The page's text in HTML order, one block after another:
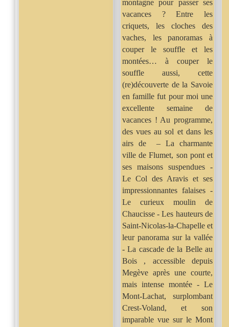
montagne pour passer ses
vacances ? Entre les
criquets, les cloches des
vaches, les panoramas à
couper le souffle et les
montées… à couper le
souffle aussi, cette
(re)découverte de la Savoie
en famille fut pour moi une
excellente semaine de
vacances ! Au programme,
des vues au sol et dans les
airs de – La charmante
ville de Flumet, son pont et
ses maisons suspendues -
Le Col des Aravis et ses
impressionnantes falaises -
Le curieux moulin de
Chaucisse - Les hauteurs de
Saint-Nicolas-la-Chapelle et
leur panorama sur la vallée
- La cascade de la Belle au
Bois , accessible depuis
Megève après une courte,
mais intense montée - Le
Mont-Lachat, surplombant
Crest-Voland, et son
imparable vue sur le Mont